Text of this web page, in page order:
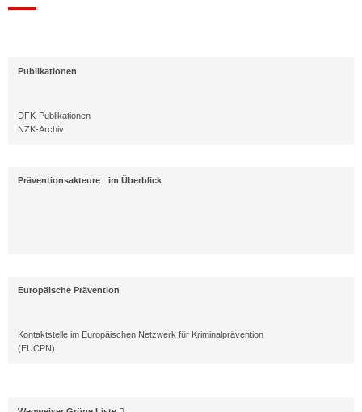
Publikationen
DFK-Publikationen
NZK-Archiv
Präventionsakteure im Überblick
Europäische Prävention
Kontaktstelle im Europäischen Netzwerk für Kriminalprävention
(EUCPN)